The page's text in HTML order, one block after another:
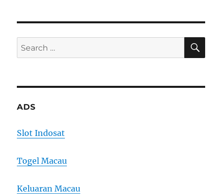
Search
for:
ADS
Slot Indosat
Togel Macau
Keluaran Macau